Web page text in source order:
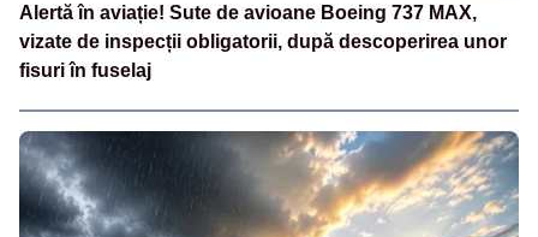
Alertă în aviație! Sute de avioane Boeing 737 MAX,
vizate de inspecții obligatorii, după descoperirea unor
fisuri în fuselaj